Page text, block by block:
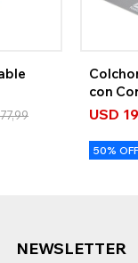
77,99
con
USD
50% OFF
NEWSLETTER